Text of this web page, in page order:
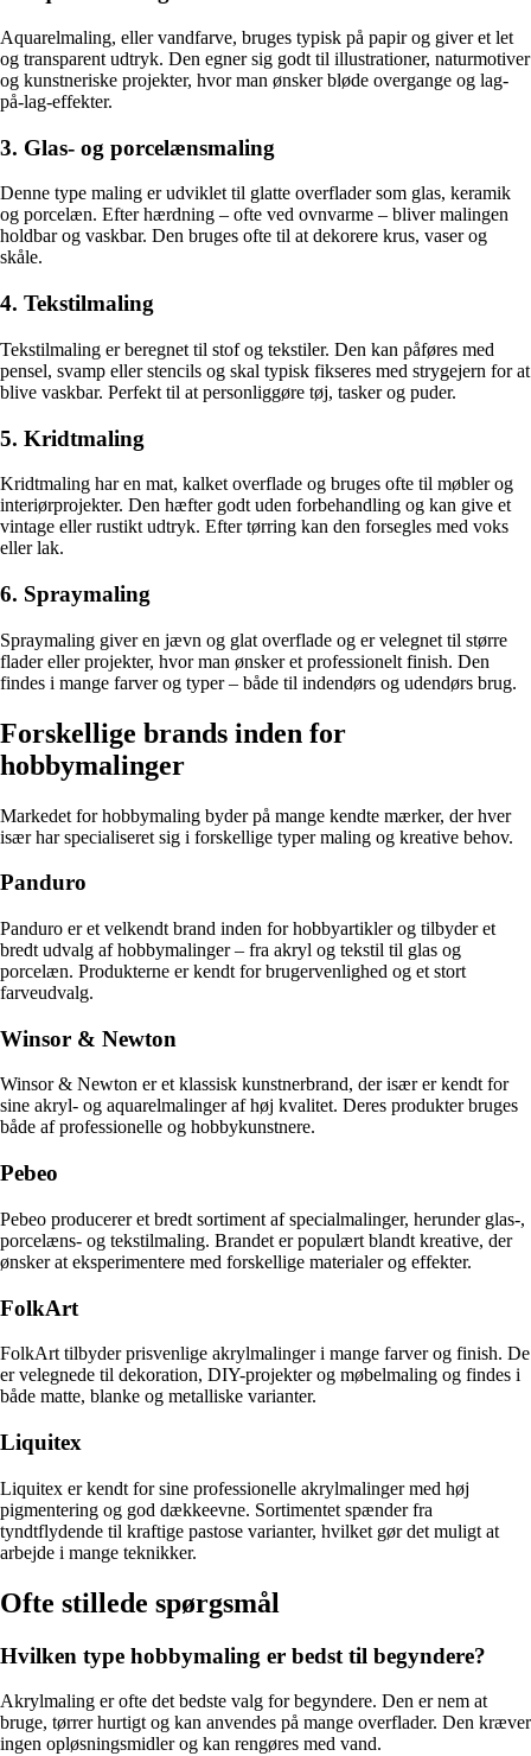
Aquarelmaling, eller vandfarve, bruges typisk på papir og giver et let
og transparent udtryk. Den egner sig godt til illustrationer, naturmotiver
og kunstneriske projekter, hvor man ønsker bløde overgange og lag-
på-lag-effekter.
3. Glas- og porcelænsmaling
Denne type maling er udviklet til glatte overflader som glas, keramik
og porcelæn. Efter hærdning – ofte ved ovnvarme – bliver malingen
holdbar og vaskbar. Den bruges ofte til at dekorere krus, vaser og
skåle.
4. Tekstilmaling
Tekstilmaling er beregnet til stof og tekstiler. Den kan påføres med
pensel, svamp eller stencils og skal typisk fikseres med strygejern for at
blive vaskbar. Perfekt til at personliggøre tøj, tasker og puder.
5. Kridtmaling
Kridtmaling har en mat, kalket overflade og bruges ofte til møbler og
interiørprojekter. Den hæfter godt uden forbehandling og kan give et
vintage eller rustikt udtryk. Efter tørring kan den forsegles med voks
eller lak.
6. Spraymaling
Spraymaling giver en jævn og glat overflade og er velegnet til større
flader eller projekter, hvor man ønsker et professionelt finish. Den
findes i mange farver og typer – både til indendørs og udendørs brug.
Forskellige brands inden for
hobbymalinger
Markedet for hobbymaling byder på mange kendte mærker, der hver
især har specialiseret sig i forskellige typer maling og kreative behov.
Panduro
Panduro er et velkendt brand inden for hobbyartikler og tilbyder et
bredt udvalg af hobbymalinger – fra akryl og tekstil til glas og
porcelæn. Produkterne er kendt for brugervenlighed og et stort
farveudvalg.
Winsor & Newton
Winsor & Newton er et klassisk kunstnerbrand, der især er kendt for
sine akryl- og aquarelmalinger af høj kvalitet. Deres produkter bruges
både af professionelle og hobbykunstnere.
Pebeo
Pebeo producerer et bredt sortiment af specialmalinger, herunder glas-,
porcelæns- og tekstilmaling. Brandet er populært blandt kreative, der
ønsker at eksperimentere med forskellige materialer og effekter.
FolkArt
FolkArt tilbyder prisvenlige akrylmalinger i mange farver og finish. De
er velegnede til dekoration, DIY-projekter og møbelmaling og findes i
både matte, blanke og metalliske varianter.
Liquitex
Liquitex er kendt for sine professionelle akrylmalinger med høj
pigmentering og god dækkeevne. Sortimentet spænder fra
tyndtflydende til kraftige pastose varianter, hvilket gør det muligt at
arbejde i mange teknikker.
Ofte stillede spørgsmål
Hvilken type hobbymaling er bedst til begyndere?
Akrylmaling er ofte det bedste valg for begyndere. Den er nem at
bruge, tørrer hurtigt og kan anvendes på mange overflader. Den kræver
ingen opløsningsmidler og kan rengøres med vand.